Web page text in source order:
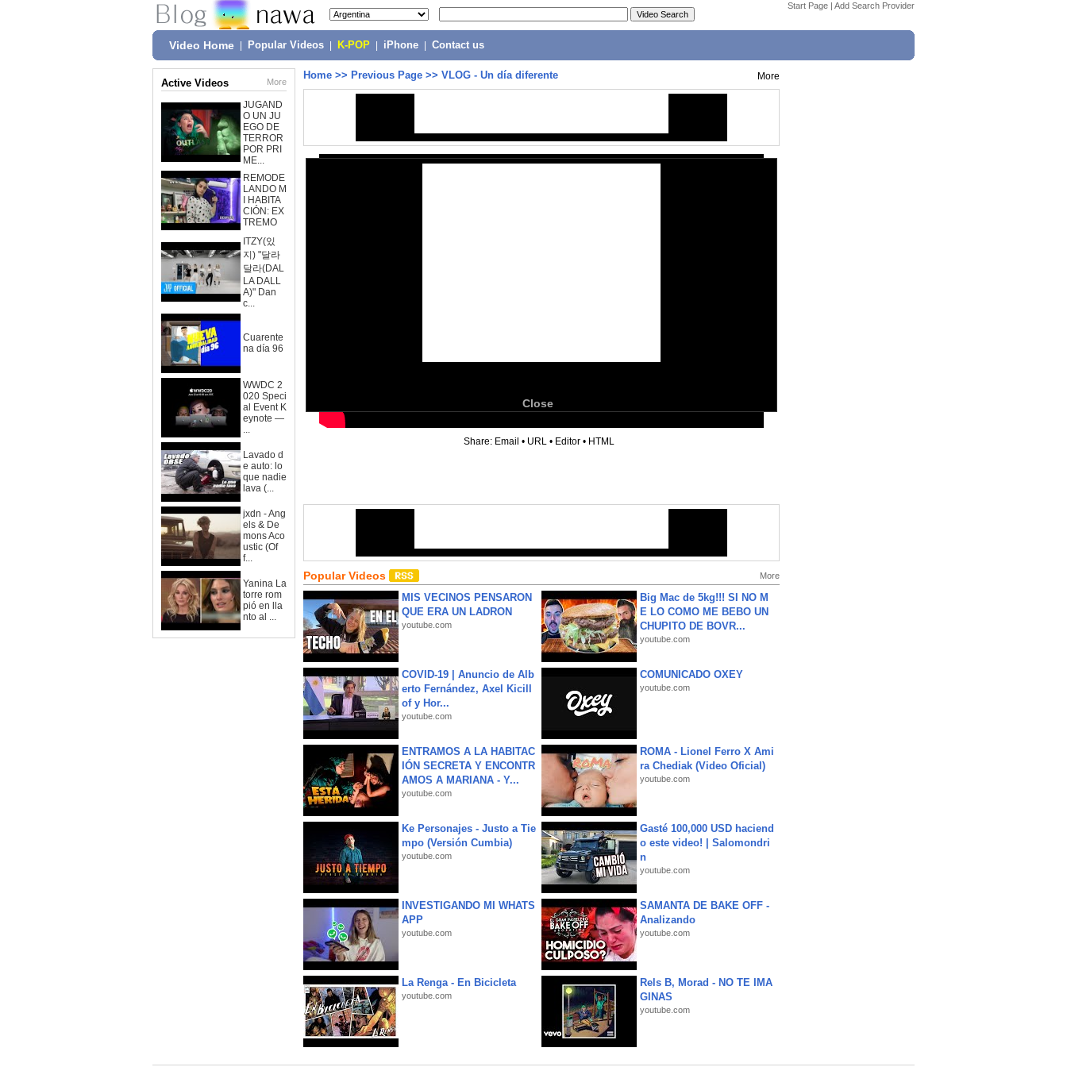
Start Page | Add Search Provider
Video Home Popular Videos K-POP iPhone Contact us
Active Videos More
JUGAND
O UN JU
EGO DE
TERROR
POR PRI
ME...
REMODE
LANDO M
I HABITA
CIÓN: EX
TREMO
ITZY(있
지) "달라
달라(DAL
LA DALL
A)" Dan
c...
Cuarente
na día 96
WWDC 2
020 Speci
al Event K
eynote —
...
Lavado d
e auto: lo
que nadie
lava (...
jxdn - Ang
els & De
mons Aco
ustic (Of
f...
Yanina La
torre rom
pió en lla
nto al ...
Home >> Previous Page >> VLOG - Un día diferente More
Close
Share: Email • URL • Editor • HTML
Popular Videos More
MIS VECINOS PENSARON
QUE ERA UN LADRON
youtube.com
Big Mac de 5kg!!! SI NO M
E LO COMO ME BEBO UN
CHUPITO DE BOVR...
youtube.com
COVID-19 | Anuncio de Alb
erto Fernández, Axel Kicill
of y Hor...
youtube.com
COMUNICADO OXEY
youtube.com
ENTRAMOS A LA HABITAC
IÓN SECRETA Y ENCONTR
AMOS A MARIANA - Y...
youtube.com
ROMA - Lionel Ferro X Ami
ra Chediak (Video Oficial)
youtube.com
Ke Personajes - Justo a Tie
mpo (Versión Cumbia)
youtube.com
Gasté 100,000 USD haciend
o este video! | Salomondri
n
youtube.com
INVESTIGANDO MI WHATS
APP
youtube.com
SAMANTA DE BAKE OFF -
Analizando
youtube.com
La Renga - En Bicicleta
youtube.com
Rels B, Morad - NO TE IMA
GINAS
youtube.com